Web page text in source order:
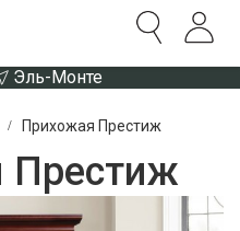
Эль-Монте
Прихожая Престиж
Престиж